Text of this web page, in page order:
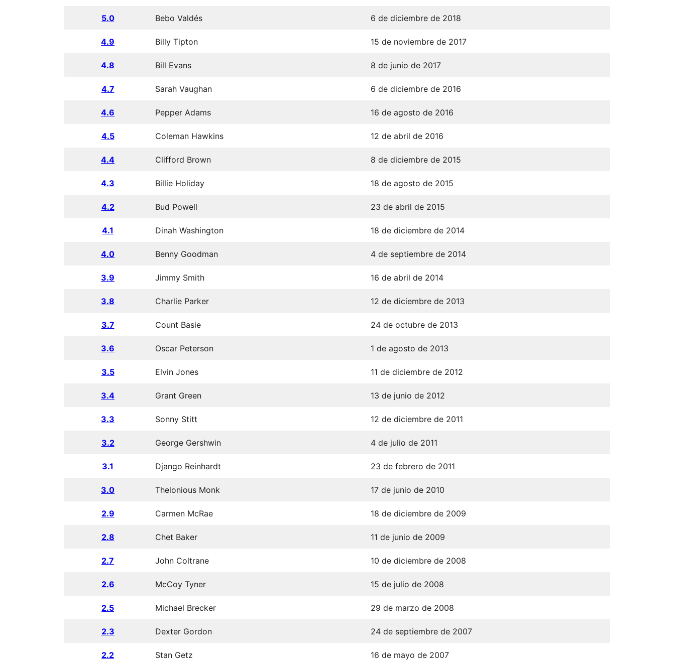
5.0 Bebo Valdés 6 de diciembre de 2018
4.9 Billy Tipton 15 de noviembre de 2017
4.8 Bill Evans 8 de junio de 2017
4.7 Sarah Vaughan 6 de diciembre de 2016
4.6 Pepper Adams 16 de agosto de 2016
4.5 Coleman Hawkins 12 de abril de 2016
4.4 Clifford Brown 8 de diciembre de 2015
4.3 Billie Holiday 18 de agosto de 2015
4.2 Bud Powell 23 de abril de 2015
4.1 Dinah Washington 18 de diciembre de 2014
4.0 Benny Goodman 4 de septiembre de 2014
3.9 Jimmy Smith 16 de abril de 2014
3.8 Charlie Parker 12 de diciembre de 2013
3.7 Count Basie 24 de octubre de 2013
3.6 Oscar Peterson 1 de agosto de 2013
3.5 Elvin Jones 11 de diciembre de 2012
3.4 Grant Green 13 de junio de 2012
3.3 Sonny Stitt 12 de diciembre de 2011
3.2 George Gershwin 4 de julio de 2011
3.1 Django Reinhardt 23 de febrero de 2011
3.0 Thelonious Monk 17 de junio de 2010
2.9 Carmen McRae 18 de diciembre de 2009
2.8 Chet Baker 11 de junio de 2009
2.7 John Coltrane 10 de diciembre de 2008
2.6 McCoy Tyner 15 de julio de 2008
2.5 Michael Brecker 29 de marzo de 2008
2.3 Dexter Gordon 24 de septiembre de 2007
2.2 Stan Getz 16 de mayo de 2007